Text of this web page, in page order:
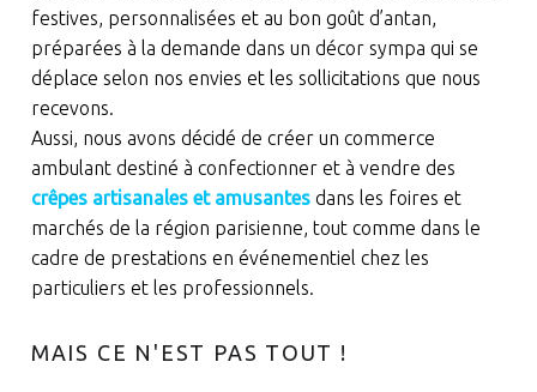
festives, personnalisées et au bon goût d’antan,
préparées à la demande dans un décor sympa qui se
déplace selon nos envies et les sollicitations que nous
recevons.
Aussi, nous avons décidé de créer un commerce
ambulant destiné à confectionner et à vendre des
crêpes artisanales et amusantesdans les foires et
marchés de la région parisienne, tout comme dans le
cadre de prestations en événementiel chez les
particuliers et les professionnels.
MAIS CE N'EST PAS TOUT !